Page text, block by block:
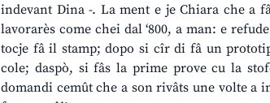
indevant Dina -. La ment e je Chiara che a
lavorarès come chei dal ‘800, a man: e
tocje fâ il stamp; dopo si cîr di fâ un
cole; daspò, si fâs la prime prove cu la
domandi cemût che a son rivâts une volte a